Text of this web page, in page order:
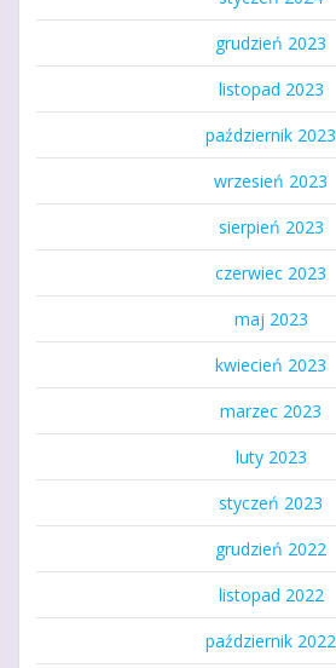
grudzień 2023
listopad 2023
październik 2023
wrzesień 2023
sierpień 2023
czerwiec 2023
maj 2023
kwiecień 2023
marzec 2023
luty 2023
styczeń 2023
grudzień 2022
listopad 2022
październik 2022